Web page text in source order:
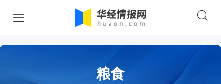
粮食